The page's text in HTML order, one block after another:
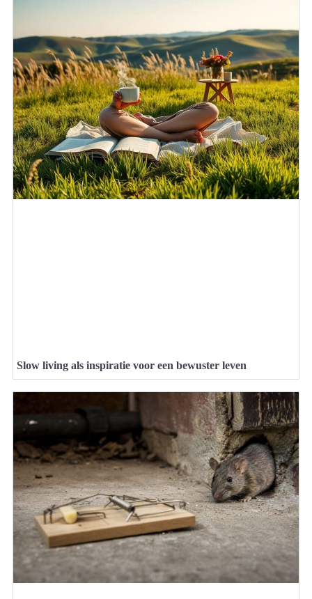
Slow living als inspiratie voor een bewuster leven